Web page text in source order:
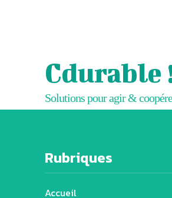
Cdurable
Solutions pour agir &
Rubriques
Accueil